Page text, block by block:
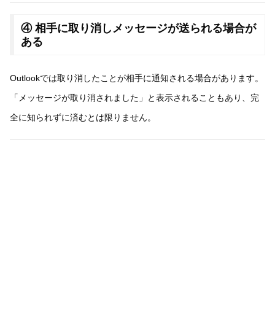
④ 相手に取り消しメッセージが送られる場合が
ある
Outlookでは取り消したことが相手に通知される場合があります。
「メッセージが取り消されました」と表示されることもあり、完
全に知られずに済むとは限りません。